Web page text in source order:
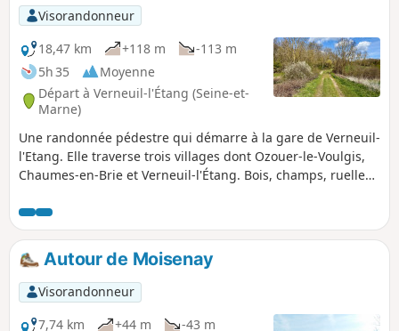
Visorandonneur
18,47 km
+118 m
-113 m
5h 35
Moyenne
Départ à Verneuil-l'Étang (Seine-et-
Marne)
Une randonnée pédestre qui démarre à la gare de Verneuil-
l'Etang. Elle traverse trois villages dont Ozouer-le-Voulgis,
Chaumes-en-Brie et Verneuil-l'Étang. Bois, champs, ruelles,
Autour de Moisenay
Visorandonneur
7,74 km
+44 m
-43 m